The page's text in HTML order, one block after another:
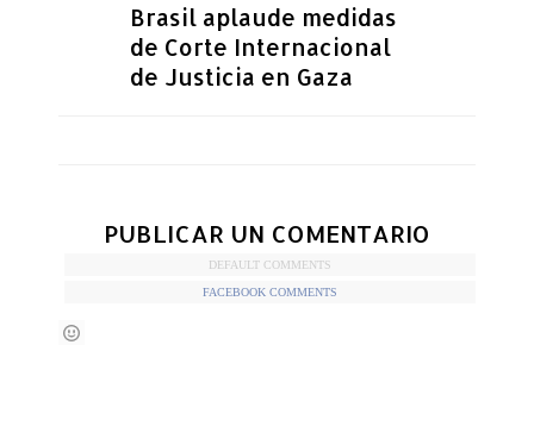
Brasil aplaude medidas
de Corte Internacional
de Justicia en Gaza
PUBLICAR UN COMENTARIO
DEFAULT COMMENTS
FACEBOOK COMMENTS